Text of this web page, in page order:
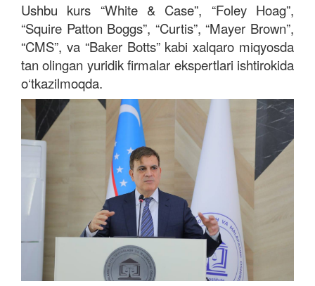
Ushbu kurs “White & Case”, “Foley Hoag”,
“Squire Patton Boggs”, “Curtis”, “Mayer Brown”,
“CMS”, va “Baker Botts” kabi xalqaro miqyosda
tan olingan yuridik firmalar ekspertlari ishtirokida
o‘tkazilmoqda.